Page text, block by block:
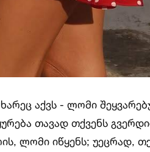
აქვს - ლომი
თავად თქვენს
ლომი იწყენს; უეცრად,